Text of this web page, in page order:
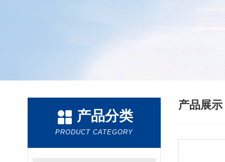
产品分类
PRODUCT CATEGORY
产品展示